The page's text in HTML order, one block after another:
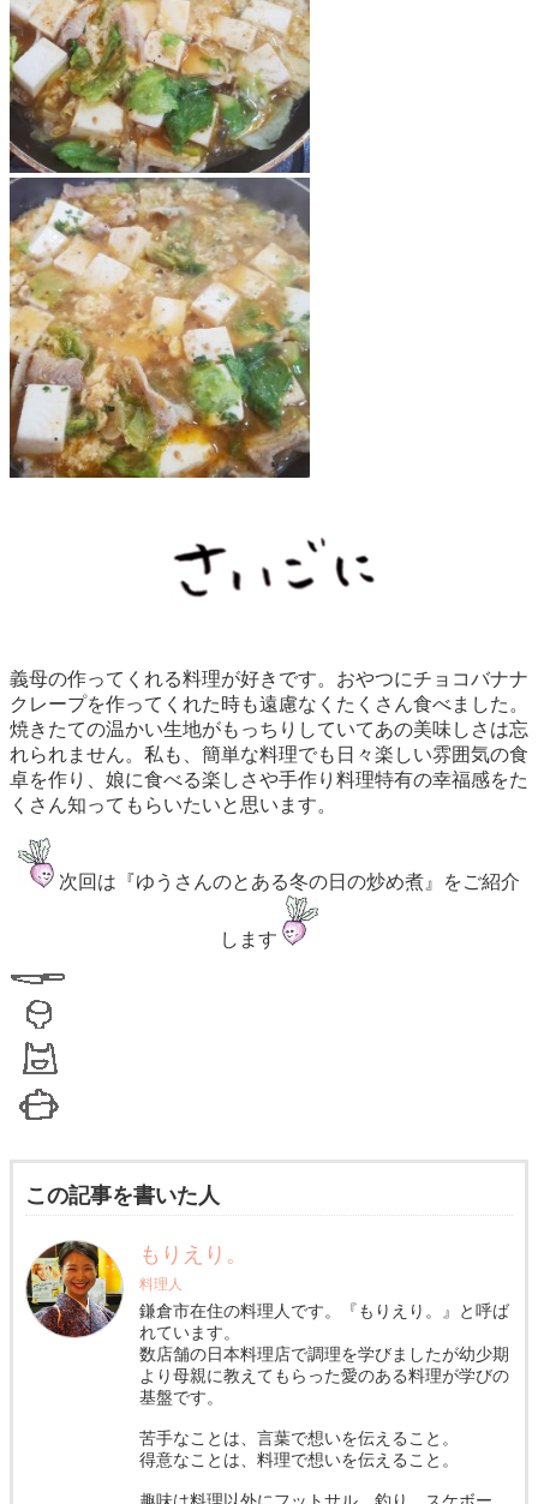
義母の作ってくれる料理が好きです。おやつにチョコバナナ
クレープを作ってくれた時も遠慮なくたくさん食べました。
焼きたての温かい生地がもっちりしていてあの美味しさは忘
れられません。私も、簡単な料理でも日々楽しい雰囲気の食
卓を作り、娘に食べる楽しさや手作り料理特有の幸福感をた
くさん知ってもらいたいと思います。
次回は『ゆうさんのとある冬の日の炒め煮』をご紹介
します
この記事を書いた人
もりえり。
料理人
鎌倉市在住の料理人です。『もりえり。』と呼ば
れています。
数店舗の日本料理店で調理を学びましたが幼少期
より母親に教えてもらった愛のある料理が学びの
基盤です。
苦手なことは、言葉で想いを伝えること。
得意なことは、料理で想いを伝えること。